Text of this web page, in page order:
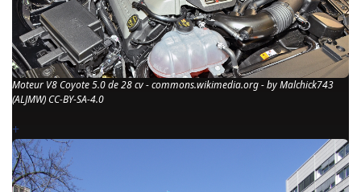
Moteur V8 Coyote 5.0 de 28 cv - commons.wikimedia.org - by Malchick743
(ALJMW) CC-BY-SA-4.0
+